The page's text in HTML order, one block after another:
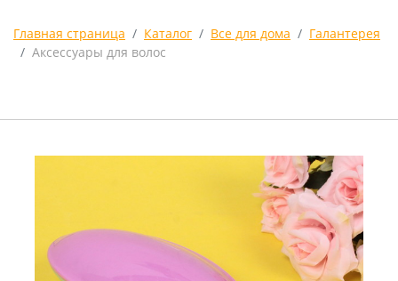
Главная страница Каталог Все для дома
Галантерея
Аксессуары для волос